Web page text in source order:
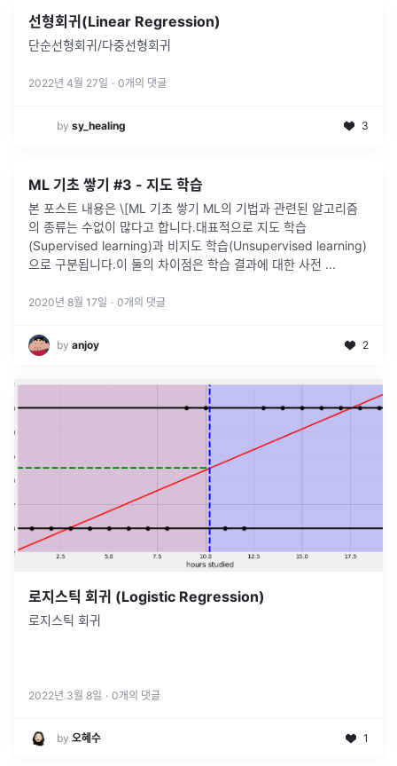
선형회귀(Linear Regression)
단순선형회귀/다중선형회귀
2022년 4월 27일 · 0개의 댓글
by sy_healing 3
ML 기초 쌓기 #3 - 지도 학습
본 포스트 내용은 \[ML 기초 쌓기 ML의 기법과 관련된 알고리즘
의 종류는 수없이 많다고 합니다.대표적으로 지도 학습
(Supervised learning)과 비지도 학습(Unsupervised learning)
으로 구분됩니다.이 둘의 차이점은 학습 결과에 대한 사전 ...
2020년 8월 17일 · 0개의 댓글
by anjoy 2
로지스틱 회귀 (Logistic Regression)
로지스틱 회귀
2022년 3월 8일 · 0개의 댓글
by 오혜수 1